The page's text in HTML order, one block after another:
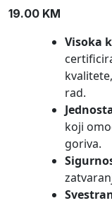
19.00 KM
Visoka
rad.
koji
goriva.